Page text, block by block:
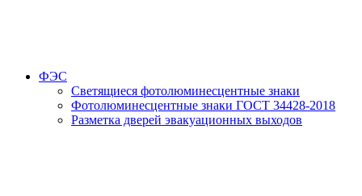
ФЭС
Светящиеся фотолюминесцентные знаки
Фотолюминесцентные знаки ГОСТ 34428-2018
Разметка дверей эвакуационных выходов